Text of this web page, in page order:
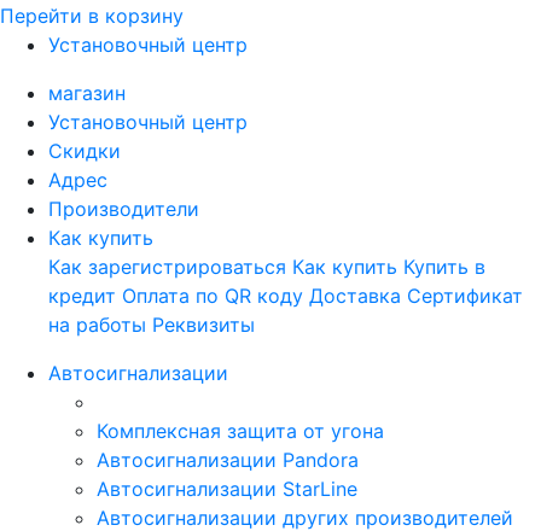
Перейти в корзину
Установочный центр
магазин
Установочный центр
Скидки
Адрес
Производители
Как купить
Как зарегистрироваться Как купить Купить в
кредит Оплата по QR коду Доставка Сертификат
на работы Реквизиты
Автосигнализации
Комплексная защита от угона
Автосигнализации Pandora
Автосигнализации StarLine
Автосигнализации других производителей